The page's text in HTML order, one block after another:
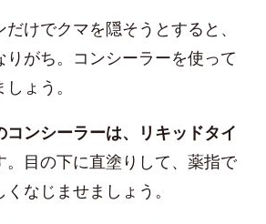
けでクマを隠そうとすると、
りがち。コンシーラーを使って
ょう。
コンシーラーは、リキッドタイ
。目の下に直塗りして、薬指で
なじませましょう。